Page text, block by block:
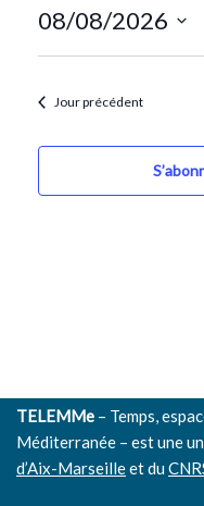
08/08/2026
date.Jour précédent
TELEMMe – Temps,
Méditerranée – est une
d’Aix-Marseilleet du